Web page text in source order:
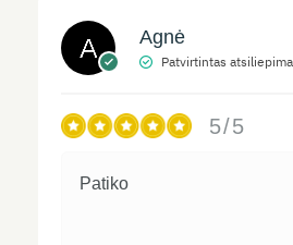
Agnė
Patvirtintas
5/5
Patiko